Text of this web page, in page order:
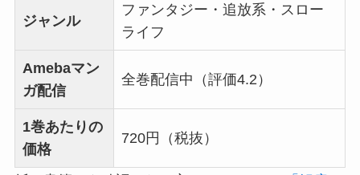
ジャンル
ファンタジー・追放系・スロー
ライフ
Amebaマン
ガ配信
全巻配信中（評価4.2）
1巻あたりの
価格
720円（税抜）